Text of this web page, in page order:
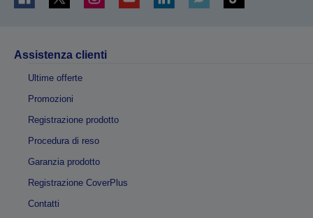
Assistenza clienti
Ultime offerte
Promozioni
Registrazione prodotto
Procedura di reso
Garanzia prodotto
Registrazione CoverPlus
Contatti